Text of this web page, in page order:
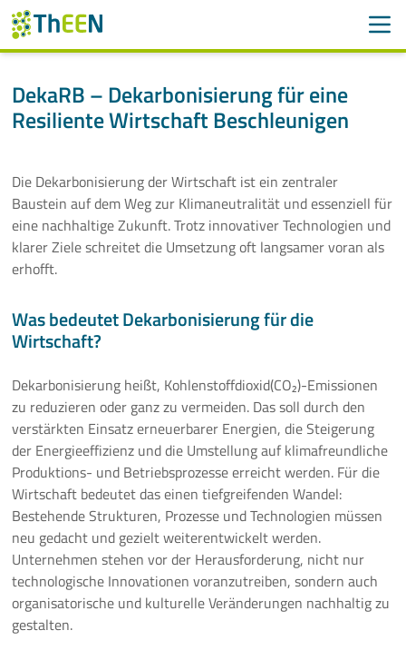
Suche
Navigation überspringen
ThEEN
Services
Mitglieder
Aktivitäten
Nordthüringen Regenerativ
DekaRB – Dekarbonisierung für eine Resiliente Wirtschaft
Beschleunigen
ZO.RRO II – Zero Carbon Cross Energy System
Internationales
Task Forces
Veranstaltungen
Aktuelles
DekaRB – Dekarbonisierung für eine
Resiliente Wirtschaft Beschleunigen
Die Dekarbonisierung der Wirtschaft ist ein zentraler
Baustein auf dem Weg zur Klimaneutralität und essenziell für
eine nachhaltige Zukunft. Trotz innovativer Technologien und
klarer Ziele schreitet die Umsetzung oft langsamer voran als
erhofft.
Was bedeutet Dekarbonisierung für die
Wirtschaft?
Dekarbonisierung heißt, Kohlenstoffdioxid(CO₂)-Emissionen
zu reduzieren oder ganz zu vermeiden. Das soll durch den
verstärkten Einsatz erneuerbarer Energien, die Steigerung
der Energieeffizienz und die Umstellung auf klimafreundliche
Produktions- und Betriebsprozesse erreicht werden. Für die
Wirtschaft bedeutet das einen tiefgreifenden Wandel:
Bestehende Strukturen, Prozesse und Technologien müssen
neu gedacht und gezielt weiterentwickelt werden.
Unternehmen stehen vor der Herausforderung, nicht nur
technologische Innovationen voranzutreiben, sondern auch
organisatorische und kulturelle Veränderungen nachhaltig zu
gestalten.